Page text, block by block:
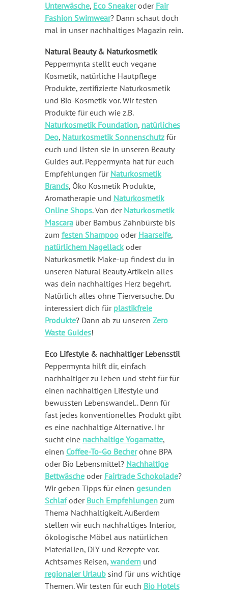
Unterwäsche, Eco Sneakeroder Fair
Fashion Swimwear? Dann schaut doch
mal in unser nachhaltiges Magazin rein.
Natural Beauty & Naturkosmetik
Peppermynta stellt euch vegane
Kosmetik, natürliche Hautpflege
Produkte, zertifizierte Naturkosmetik
und Bio-Kosmetik vor. Wir testen
Produkte für euch wie z.B.
Naturkosmetik Foundation, natürliches
Deo, Naturkosmetik Sonnenschutzfür
euch und listen sie in unseren Beauty
Guides auf. Peppermynta hat für euch
Empfehlungen für Naturkosmetik
Brands, Öko Kosmetik Produkte,
Aromatherapie und Naturkosmetik
Online Shops. Von der Naturkosmetik
Mascaraüber Bambus Zahnbürste bis
zum festen Shampoooder Haarseife,
natürlichem Nagellackoder
Naturkosmetik Make-up findest du in
unseren Natural Beauty Artikeln alles
was dein nachhaltiges Herz begehrt.
Natürlich alles ohne Tierversuche. Du
interessiert dich für plastikfreie
Produkte? Dann ab zu unseren Zero
Waste Guides!
Eco Lifestyle & nachhaltiger Lebensstil
Peppermynta hilft dir, einfach
nachhaltiger zu leben und steht für für
einen nachhaltigen Lifestyle und
bewussten Lebenswandel.. Denn für
fast jedes konventionelles Produkt gibt
es eine nachhaltige Alternative. Ihr
sucht eine nachhaltige Yogamatte,
einen Coffee-To-Go Becherohne BPA
oder Bio Lebensmittel? Nachhaltige
Bettwäscheoder Fairtrade Schokolade?
Wir geben Tipps für einen gesunden
Schlafoder Buch Empfehlungenzum
Thema Nachhaltigkeit. Außerdem
stellen wir euch nachhaltiges Interior,
ökologische Möbel aus natürlichen
Materialien, DIY und Rezepte vor.
Achtsames Reisen, wandernund
regionaler Urlaubsind für uns wichtige
Themen. Wir testen für euch Bio Hotels